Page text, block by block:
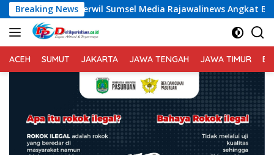
Langsung
ke
konten
Breaking News
Media Rajawalinews Angkat Bicara Dugaan
ACEH SUMUT JAKARTA JAWA TENGAH JAWA TIMUR